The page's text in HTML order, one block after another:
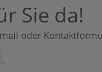
Sie da!
oder